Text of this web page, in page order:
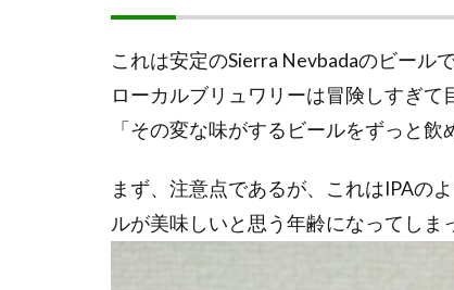
これは安定のSierra Nevbadaのビール
ローカルブリュワリーは冒険しすぎ
「その変な味がするビールをずっと
まず、注意点であるが、これはIPAの
ルが美味しいと思う年齢になってしま